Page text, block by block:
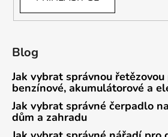
Blog
Jak vybrat správnou
benzínové, akumulátorové a
Jak vybrat správné čerpadlo
dům a zahradu